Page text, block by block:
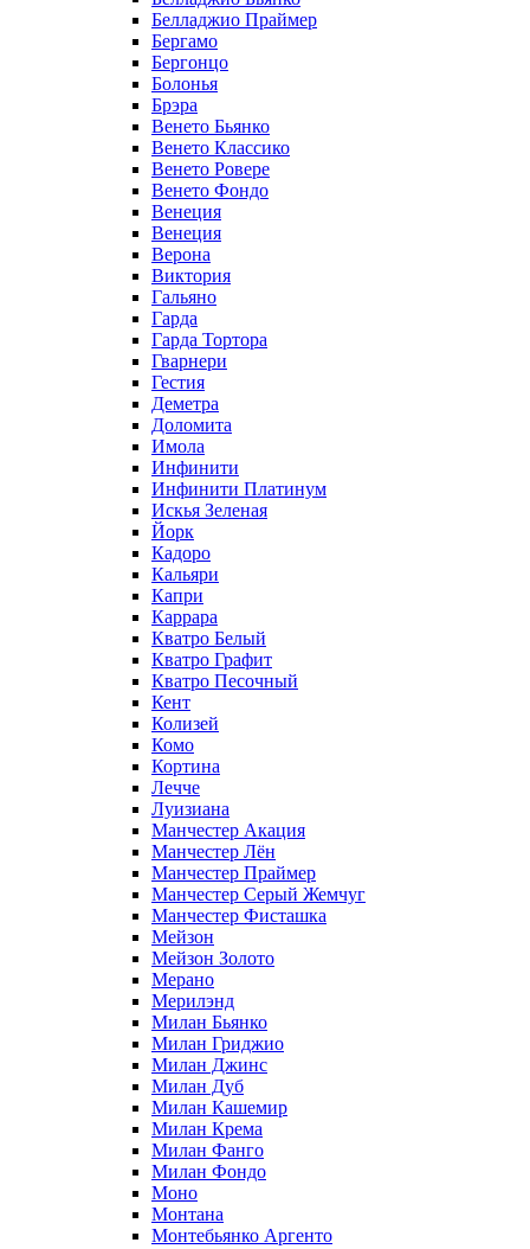
Белладжио Праймер
Бергамо
Бергонцо
Болонья
Брэра
Венето Бьянко
Венето Классико
Венето Ровере
Венето Фондо
Венеция
Венеция
Верона
Виктория
Гальяно
Гарда
Гарда Тортора
Гварнери
Гестия
Деметра
Доломита
Имола
Инфинити
Инфинити Платинум
Искья Зеленая
Йорк
Кадоро
Кальяри
Капри
Каррара
Кватро Белый
Кватро Графит
Кватро Песочный
Кент
Колизей
Комо
Кортина
Лечче
Луизиана
Манчестер Акация
Манчестер Лён
Манчестер Праймер
Манчестер Серый Жемчуг
Манчестер Фисташка
Мейзон
Мейзон Золото
Мерано
Мерилэнд
Милан Бьянко
Милан Гриджио
Милан Джинс
Милан Дуб
Милан Кашемир
Милан Крема
Милан Фанго
Милан Фондо
Моно
Монтана
Монтебьянко Аргенто